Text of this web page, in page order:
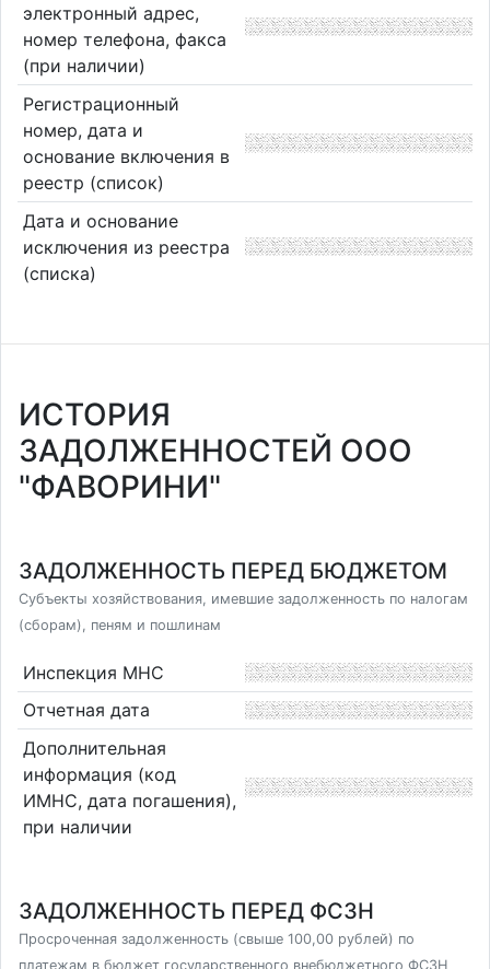
электронный адрес,
номер телефона, факса
(при наличии)
Регистрационный
номер, дата и
основание включения в
реестр (список)
Дата и основание
исключения из реестра
(списка)
ИСТОРИЯ
ЗАДОЛЖЕННОСТЕЙ ООО
"ФАВОРИНИ"
ЗАДОЛЖЕННОСТЬ ПЕРЕД БЮДЖЕТОМ
Субъекты хозяйствования, имевшие задолженность по налогам
(сборам), пеням и пошлинам
Инспекция МНС
Отчетная дата
Дополнительная
информация (код
ИМНС, дата погашения),
при наличии
ЗАДОЛЖЕННОСТЬ ПЕРЕД ФСЗН
Просроченная задолженность (свыше 100,00 рублей) по
платежам в бюджет государственного внебюджетного ФСЗН